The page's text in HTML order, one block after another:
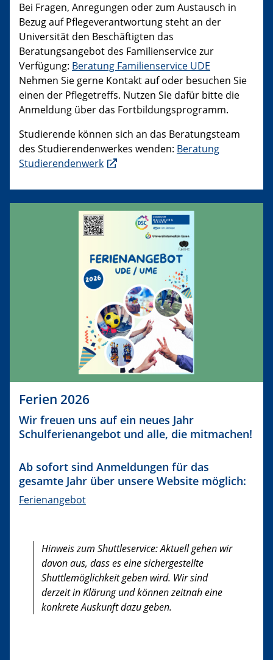
Bei Fragen, Anregungen oder zum Austausch in
Bezug auf Pflegeverantwortung steht an der
Universität den Beschäftigten das
Beratungsangebot des Familienservice zur
Verfügung: Beratung Familienservice UDE
Nehmen Sie gerne Kontakt auf oder besuchen Sie
einen der Pflegetreffs. Nutzen Sie dafür bitte die
Anmeldung über das Fortbildungsprogramm.
Studierende können sich an das Beratungsteam
des Studierendenwerkes wenden: Beratung
Studierendenwerk
Ferien 2026
Wir freuen uns auf ein neues Jahr
Schulferienangebot und alle, die mitmachen!
Ab sofort sind Anmeldungen für das
gesamte Jahr über unsere Website möglich:
Ferienangebot
Hinweis zum Shuttleservice: Aktuell gehen wir
davon aus, dass es eine sichergestellte
Shuttlemöglichkeit geben wird. Wir sind
derzeit in Klärung und können zeitnah eine
konkrete Auskunft dazu geben.